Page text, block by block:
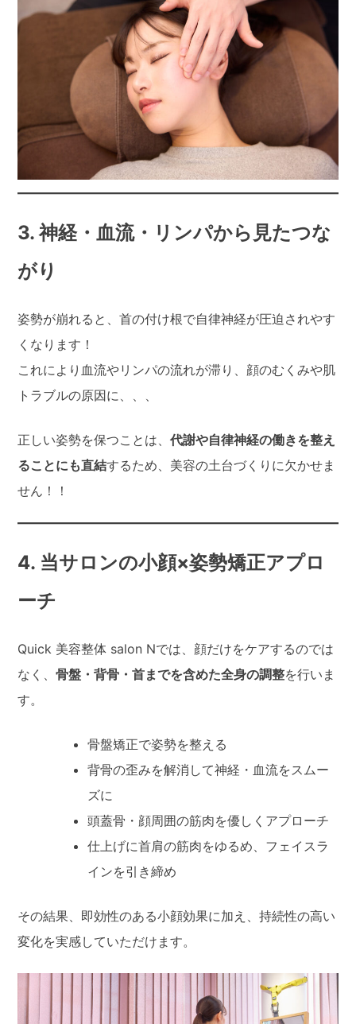
3. 神経・血流・リンパから見たつな
がり
姿勢が崩れると、首の付け根で自律神経が圧迫されやす
くなります！
これにより血流やリンパの流れが滞り、顔のむくみや肌
トラブルの原因に、、、
正しい姿勢を保つことは、代謝や自律神経の働きを整え
ることにも直結するため、美容の土台づくりに欠かせま
せん！！
4. 当サロンの小顔×姿勢矯正アプロ
ーチ
Quick 美容整体 salon Nでは、顔だけをケアするのでは
なく、骨盤・背骨・首までを含めた全身の調整を行いま
す。
骨盤矯正で姿勢を整える
背骨の歪みを解消して神経・血流をスムー
ズに
頭蓋骨・顔周囲の筋肉を優しくアプローチ
仕上げに首肩の筋肉をゆるめ、フェイスラ
インを引き締め
その結果、即効性のある小顔効果に加え、持続性の高い
変化を実感していただけます。